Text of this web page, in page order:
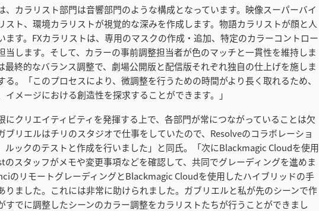
、カラリスト部門は音響部門のような構成となっています。映像スーパーバイ
スト、環境カラリストが視覚的な深みを作成します。物語カラリストが顔と人
ます。FXカラリストは、専用のマスクの作成・追加、特定のカラーコントロー
当します。そして、カラーの事前調整担当者が色のマッチと一貫性を維持しま
最終的なバランス調整で、劇場公開版と配信版それぞれ独自の仕上げを施しま
る。「このプロセスにより、微調整を行うための時間がより長く取れるため、
イメージにおける創造性を探求することができます。」
にクリエイティビティを発揮する上で、各部門が常につながっていることは欠
ブリエルはチリのスタジオで仕事をしていたので、Resolveのコラボレーショ
ルックのテストと作成を行いました」と同氏。「次にBlackmagic Cloudを使用
のスタッフがメモや変更事項などを確認して、共同でグレーディングを進めま
のリモートグレーディングとBlackmagic Cloudを使用したハイブリッドの手
りました。これには非常に助けられました。ガブリエルと私が先のシーンで作
すでに調整したシーンのカラー調整をカラリストたちが行うことができまし